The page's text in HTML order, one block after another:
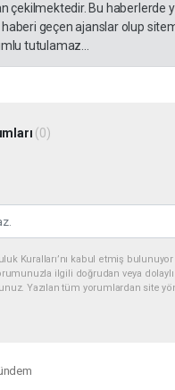
çekilmektedir. Bu haberlerde
geçen ajanslar olup
tutulamaz...
(0)
Kuralları’nı kabul etmiş
ilgili doğrudan veya
Yazılan tüm yorumlardan site